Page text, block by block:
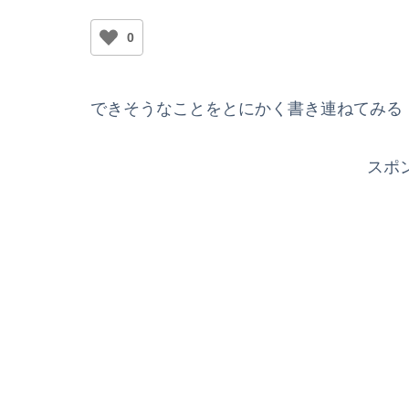
0
できそうなことをとにかく書き連ねてみる
スポ